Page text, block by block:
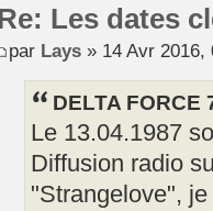
Les dates
par Lays» 14 Avr 2016,
DELTA FORCE
Le 13.04.1987
Diffusion radio
"Strangelove",